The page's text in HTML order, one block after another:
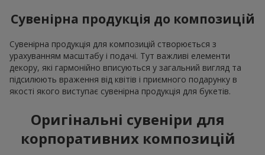
Сувенірна продукція до композицій
Сувенірна продукція для композицій створюється з
урахуванням масштабу і подачі. Тут важливі елементи
декору, які гармонійно вписуються у загальний вигляд та
підсилюють враження від квітів і приємного подарунку в
якості якого виступає сувенірна продукція для букетів.
Оригінальні сувеніри для
корпоративних композицій